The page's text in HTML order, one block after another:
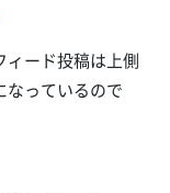
ィード投稿は上側
なっているので